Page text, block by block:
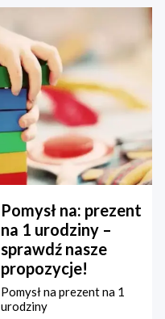
Pomysł na: prezent
na 1 urodziny –
sprawdź nasze
propozycje!
Pomysł na prezent na 1
urodziny